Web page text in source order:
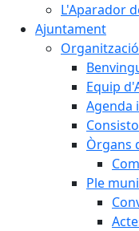
L'Aparador
Ajuntament
Equip
Agenda
Òrgans
Ple